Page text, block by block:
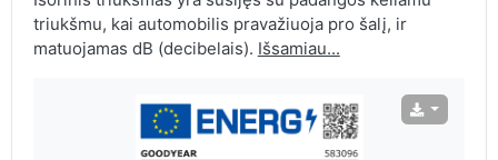
triukšmu, kai automobilis pravažiuoja pro šalį, ir
matuojamas dB (decibelais). Išsamiau...